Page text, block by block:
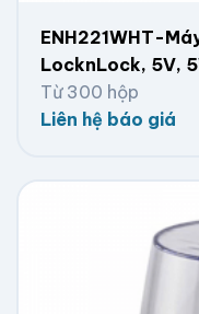
ENH221WHT-
LocknLock, 5V,
Từ 300 hộp
Liên hệ báo giá